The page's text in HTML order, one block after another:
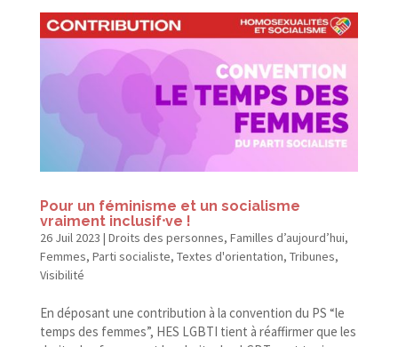
Pour un féminisme et un socialisme
vraiment inclusif⸱ve !
26 Juil 2023 | Droits des personnes, Familles d’aujourd’hui,
Femmes, Parti socialiste, Textes d'orientation, Tribunes,
Visibilité
En déposant une contribution à la convention du PS “le
temps des femmes”, HES LGBTI tient à réaffirmer que les